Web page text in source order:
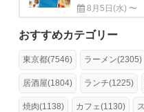
8月5日(水) 〜
おすすめカテゴリー
東京都(7546) ラーメン(2305)
居酒屋(1804) ランチ(1225)
焼肉(1138) カフェ(1130)